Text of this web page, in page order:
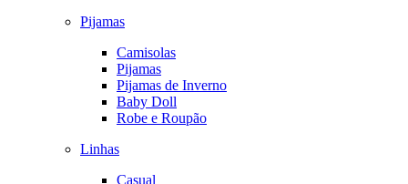
Pijamas
Camisolas
Pijamas
Pijamas de Inverno
Baby Doll
Robe e Roupão
Linhas
Casual